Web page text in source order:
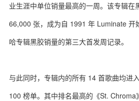
业生涯中单位销量最高的一周。该专辑在
66,000 张，成为自 1991 年 Luminate 开
哈专辑黑胶销量的第三大首发周记录。
与此同时，专辑内的所有 14 首歌曲均进
100 榜单。其中排名最高的《St.